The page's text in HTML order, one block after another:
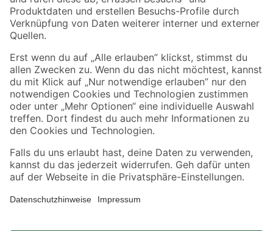
Sicher einkaufen
Jetzt die toom-App herunterladen
Alle Preisangaben in EUR inkl. gesetzl. MwSt.. Die dargestellten Angebote sind unter
Umständen nicht in allen Märkten verfügbar. Die angegebenen Verfügbarkeiten beziehen
Produkte nur solange der Vorrat reicht.
*Paketversand ab 59 € versandkostenfrei, gilt nicht für Artikel mit Speditionsversand, hier